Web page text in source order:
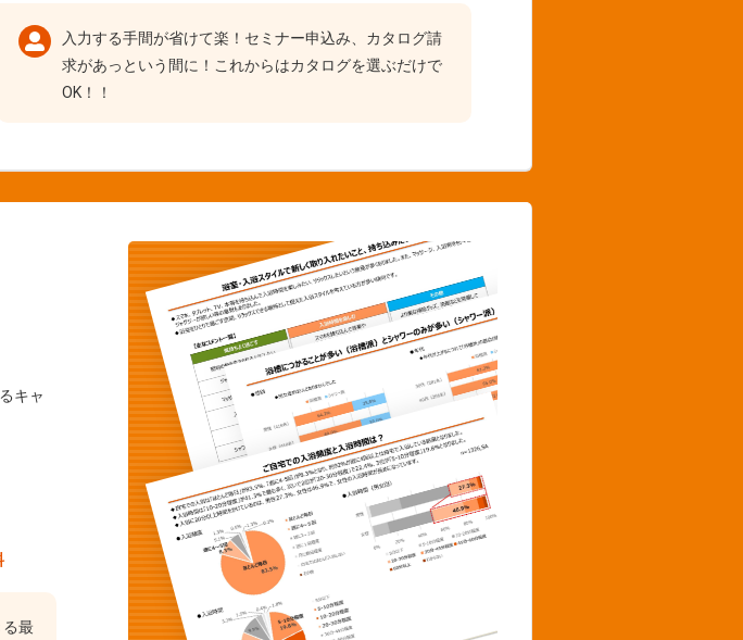
入力する手間が省けて楽！セミナー申込み、カタログ請
求があっという間に！これからはカタログを選ぶだけで
OK！！
キャ
る最